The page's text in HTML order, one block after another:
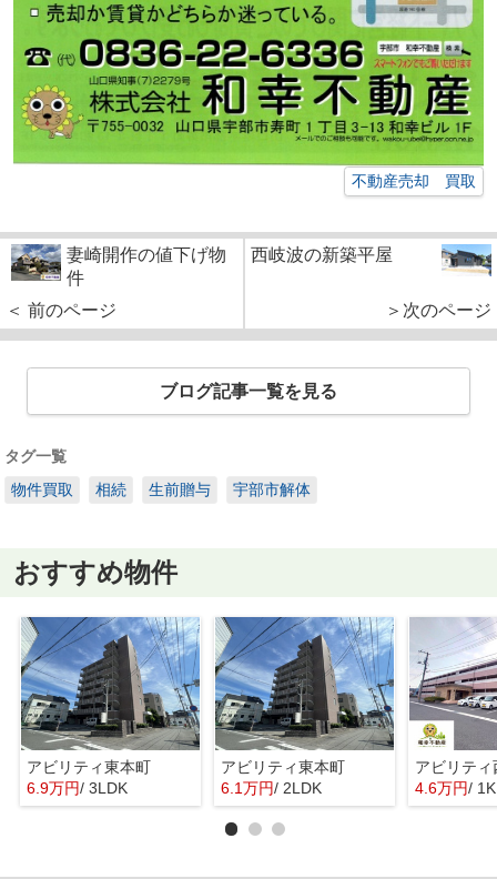
不動産売却 買取
妻崎開作の値下げ物
件
＜ 前のページ
西岐波の新築平屋
＞次のページ
ブログ記事一覧を見る
タグ一覧
物件買取
相続 生前贈与 宇部市解体
おすすめ物件
アビリティ東本町
6.9万円/ 3LDK
アビリティ東本町
6.1万円/ 2LDK
アビリテ
4.6万円/ 1K